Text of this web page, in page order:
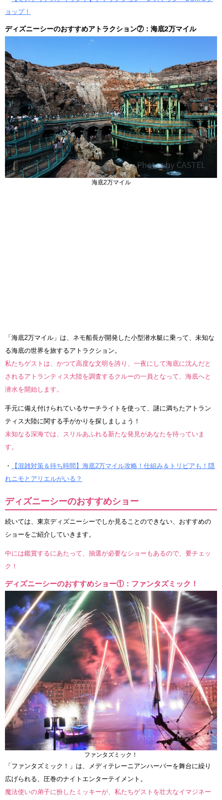
ョップ！
ディズニーシーのおすすめアトラクション⑦：海底2万マイル
海底2万マイル
「海底2万マイル」は、ネモ船長が開発した小型潜水艇に乗って、未知な
る海底の世界を旅するアトラクション。
私たちゲストは、かつて高度な文明を誇り、一夜にして海底に沈んだと
されるアトランティス大陸を調査するクルーの一員となって、海底へと
潜水を開始します。
手元に備え付けられているサーチライトを使って、謎に満ちたアトラン
ティス大陸に関する手がかりを探しましょう！
未知なる深海では、スリルあふれる新たな発見があなたを待っていま
す。
・
【混雑対策＆待ち時間】海底2万マイル攻略！仕組み＆トリビアも！隠
れニモとアリエルがいる？
ディズニーシーのおすすめショー
続いては、東京ディズニーシーでしか見ることのできない、おすすめの
ショーをご紹介していきます。
中には鑑賞するにあたって、抽選が必要なショーもあるので、要チェッ
ク！
ディズニーシーのおすすめショー①：ファンタズミック！
ファンタズミック！
「ファンタズミック！」は、メディテレーニアンハーバーを舞台に繰り
広げられる、圧巻のナイトエンターテイメント。
魔法使いの弟子に扮したミッキーが、私たちゲストを壮大なイマジネー